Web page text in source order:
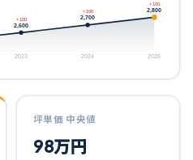
2,600
+100
2023
2,700
+100
2024
2,800
+100
2025
坪単価 中央値
98万円